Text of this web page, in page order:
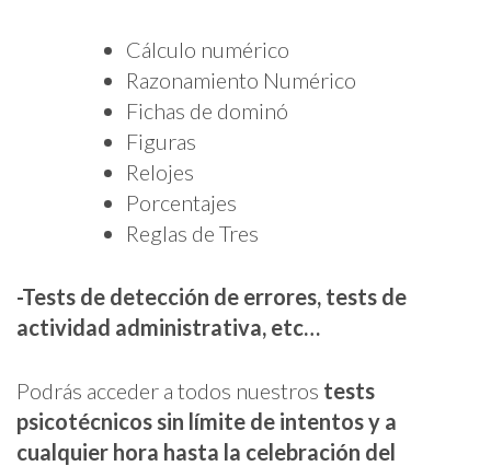
Cálculo numérico
Razonamiento Numérico
Fichas de dominó
Figuras
Relojes
Porcentajes
Reglas de Tres
-Tests de detección de errores, tests de
actividad administrativa, etc…
Podrás acceder a todos nuestros tests
psicotécnicos sin límite de intentos y a
cualquier hora hasta la celebración del